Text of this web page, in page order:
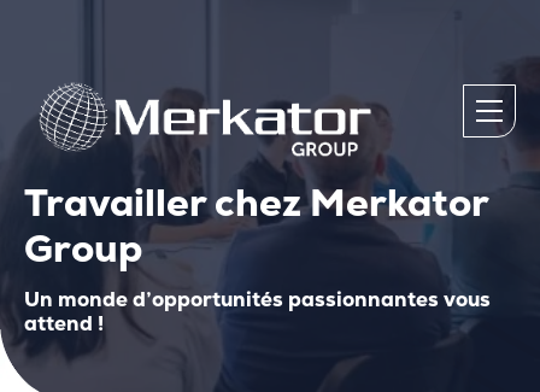
Travailler chez Merkator
Group
Un monde d’opportunités passionnantes vous
attend !